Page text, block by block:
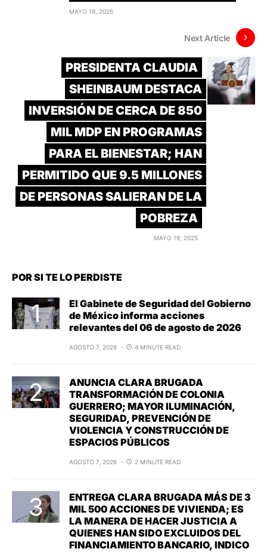
MAYO 19, 2025
Next Article
PRESIDENTA CLAUDIA
SHEINBAUM DESTACA
INVERSIÓN DE CERCA DE 850
MIL MDP EN PROGRAMAS
PARA EL BIENESTAR; HAN
PERMITIDO QUE 9.5 MILLONES
DE PERSONAS SALIERAN DE LA
POBREZA
MAYO 19, 2025
POR SI TE LO PERDISTE
El Gabinete de Seguridad del Gobierno
de México informa acciones
relevantes del 06 de agosto de 2026
AGOSTO 7, 2026 4 MINUTE READ
ANUNCIA CLARA BRUGADA
TRANSFORMACIÓN DE COLONIA
GUERRERO; MAYOR ILUMINACIÓN,
SEGURIDAD, PREVENCIÓN DE
VIOLENCIA Y CONSTRUCCIÓN DE
ESPACIOS PÚBLICOS
AGOSTO 7, 2026 2 MINUTE READ
ENTREGA CLARA BRUGADA MÁS DE 3
MIL 500 ACCIONES DE VIVIENDA; ES
LA MANERA DE HACER JUSTICIA A
QUIENES HAN SIDO EXCLUIDOS DEL
FINANCIAMIENTO BANCARIO, INDICO